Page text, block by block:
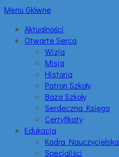
Menu Główne
Aktualności
Otwarte Serca
Wizja
Misja
Historia
Patron Szkoły
Baza Szkoły
Serdeczna Księga
Certyfikaty
Edukacja
Kadra Nauczycielska
Specjaliści